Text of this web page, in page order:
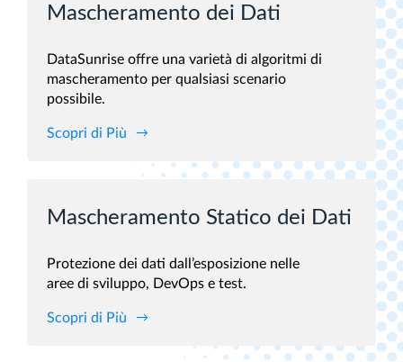
Mascheramento dei Dati
DataSunrise offre una varietà di algoritmi di
mascheramento per qualsiasi scenario
possibile.
Scopri di Più
Mascheramento Statico dei Dati
Protezione dei dati dall’esposizione nelle
aree di sviluppo, DevOps e test.
Scopri di Più